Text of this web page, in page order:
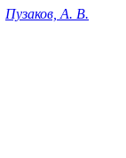
Пузаков, А. В.